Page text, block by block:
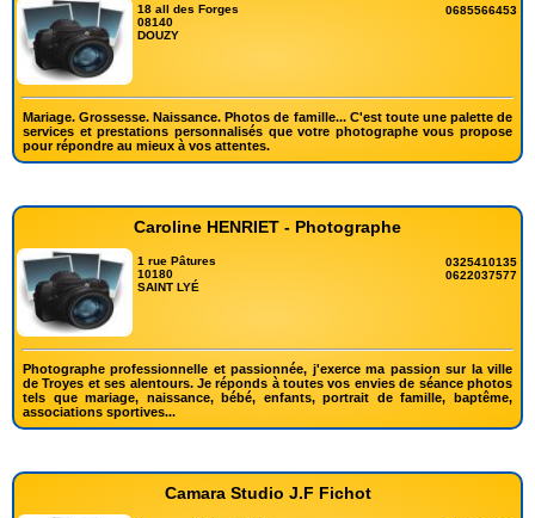
18 all des Forges
08140
DOUZY
0685566453
Mariage. Grossesse. Naissance. Photos de famille... C'est toute une palette de
services et prestations personnalisés que votre photographe vous propose
pour répondre au mieux à vos attentes.
Caroline HENRIET - Photographe
1 rue Pâtures
10180
SAINT LYÉ
0325410135
0622037577
Photographe professionnelle et passionnée, j'exerce ma passion sur la ville
de Troyes et ses alentours. Je réponds à toutes vos envies de séance photos
tels que mariage, naissance, bébé, enfants, portrait de famille, baptême,
associations sportives...
Camara Studio J.F Fichot